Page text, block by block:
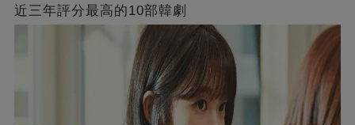
近三年評分最高的10部韓劇